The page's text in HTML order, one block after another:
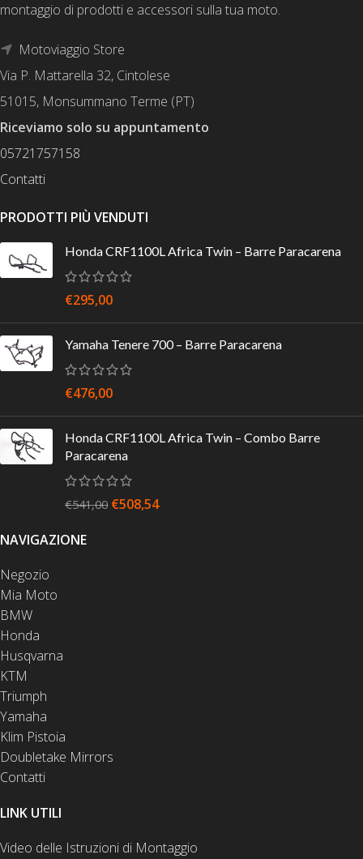
montaggio di prodotti e accessori sulla tua moto.
Motoviaggio Store
Via P. Mattarella 32, Cintolese
51015, Monsummano Terme (PT)
Riceviamo solo su appuntamento
05721757158
Contatti
PRODOTTI PIÙ VENDUTI
Honda CRF1100L Africa Twin – Barre Paracarena
€295,00
Yamaha Tenere 700 – Barre Paracarena
€476,00
Honda CRF1100L Africa Twin – Combo Barre
Paracarena
€541,00 €508,54
NAVIGAZIONE
Negozio
Mia Moto
BMW
Honda
Husqvarna
KTM
Triumph
Yamaha
Klim Pistoia
Doubletake Mirrors
Contatti
LINK UTILI
Video delle Istruzioni di Montaggio